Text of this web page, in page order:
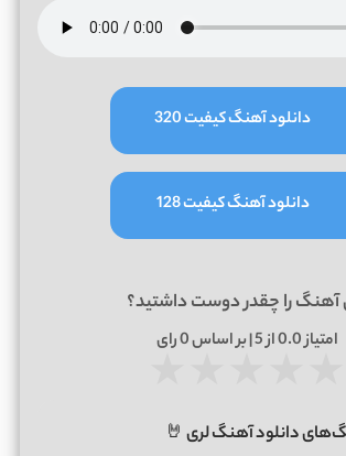
دانلود آهنگ کیفیت 320
دانلود آهنگ کیفیت 128
آهنگ را چقدر دوست داشتید؟
امتیاز0.0از 5 | بر اساس 0رای
دانلود آهنگ لری 🤘